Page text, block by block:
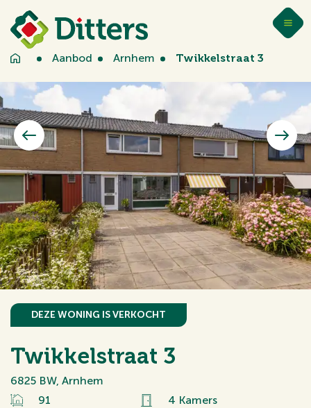
Aanbod Arnhem Twikkelstraat 3
DEZE WONING IS VERKOCHT
Twikkelstraat 3
6825 BW, Arnhem
91
4 Kamers